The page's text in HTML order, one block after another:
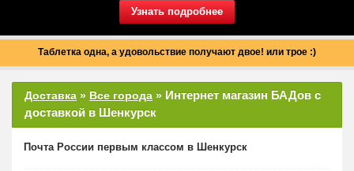
Узнать подробнее
Таблетка одна, а удовольствие получают двое! или трое :)
Доставка » Все города » Интернет магазин БАДов с
доставкой в Шенкурск
Почта России первым классом в Шенкурск